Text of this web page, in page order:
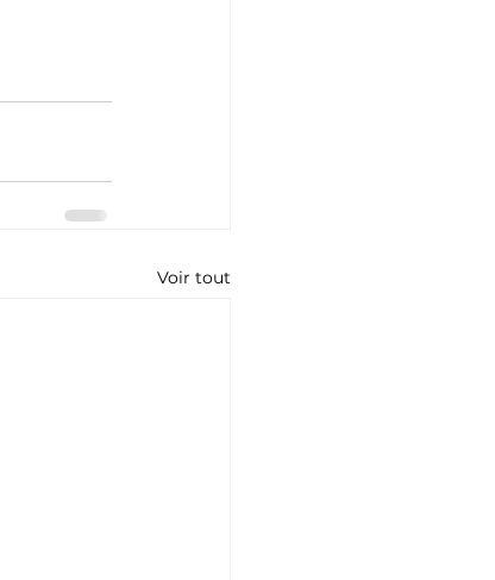
Voir tout